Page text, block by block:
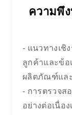
ความพึ
- แนวทางเชิ
ลูกค้าและข้อ
ผลิตภัณฑ์แล
- การตรวจส
อย่างต่อเนื่อ